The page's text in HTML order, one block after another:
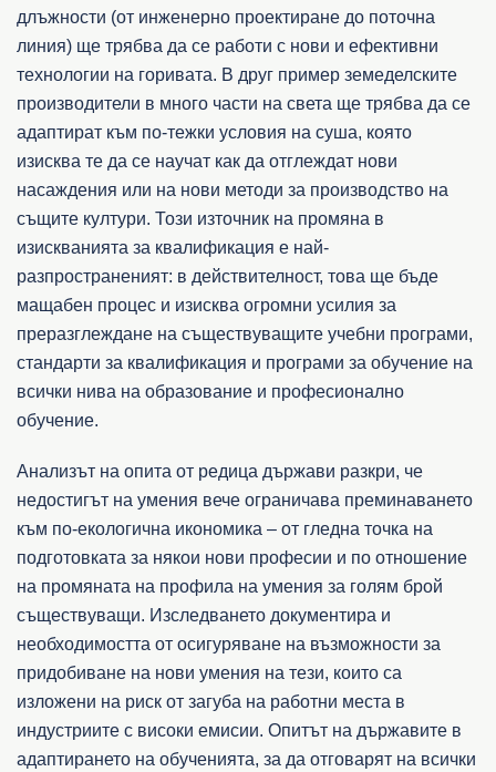
длъжности (от инженерно проектиране до поточна
линия) ще трябва да се работи с нови и ефективни
технологии на горивата. В друг пример земеделските
производители в много части на света ще трябва да се
адаптират към по-тежки условия на суша, която
изисква те да се научат как да отглеждат нови
насаждения или на нови методи за производство на
същите култури. Този източник на промяна в
изискванията за квалификация е най-
разпространеният: в действителност, това ще бъде
мащабен процес и изисква огромни усилия за
преразглеждане на съществуващите учебни програми,
стандарти за квалификация и програми за обучение на
всички нива на образование и професионално
обучение.
Анализът на опита от редица държави разкри, че
недостигът на умения вече ограничава преминаването
към по-екологична икономика – от гледна точка на
подготовката за някои нови професии и по отношение
на промяната на профила на умения за голям брой
съществуващи. Изследването документира и
необходимостта от осигуряване на възможности за
придобиване на нови умения на тези, които са
изложени на риск от загуба на работни места в
индустриите с високи емисии. Опитът на държавите в
адаптирането на обученията, за да отговарят на всички